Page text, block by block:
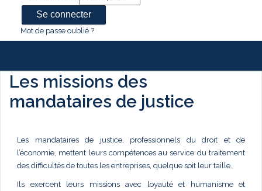
Mot de passe oublié ?
Les missions des
mandataires de justice
Les mandataires de justice, professionnels du droit et de
l’économie, mettent leurs compétences au service du traitement
des difficultés de toutes les entreprises, quelque soit leur taille.
Ils exercent leurs missions avec loyauté et humanisme et